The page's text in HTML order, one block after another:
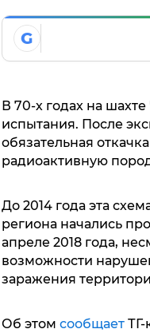
G
В 70-х годах на
испытания. После
обязательная
радиоактивную
До 2014 года эта
региона начались
апреле 2018 года,
возможности
заражения
Об этом сообщает